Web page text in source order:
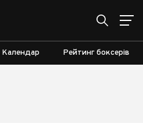
Календар Рейтинг боксерів